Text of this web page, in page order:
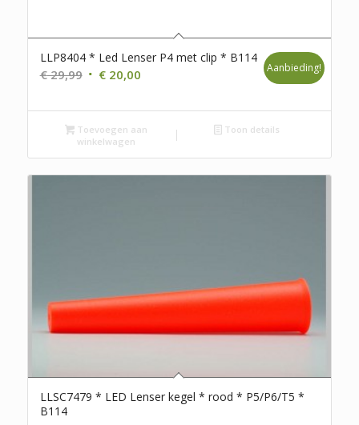
LLP8404 * Led Lenser P4 met clip * B114
€29,99 Oorspronkelijke
was:
€ 29,99.
€20,00Huidige
is:
€ 20,00.
Aanbieding!
Toevoegen aan
winkelwagen
Toon details
LLSC7479 * LED Lenser kegel * rood * P5/P6/T5 *
B114